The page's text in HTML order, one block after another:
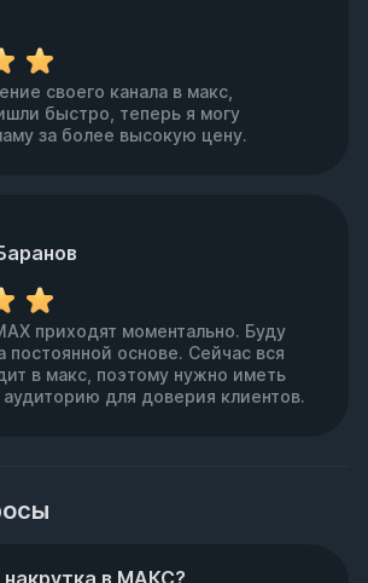
своего канала в макс,
быстро, теперь я могу
за более высокую цену.
приходят моментально. Буду
постоянной основе. Сейчас вся
в макс, поэтому нужно иметь
для доверия клиентов.
накрутка в МАКС?